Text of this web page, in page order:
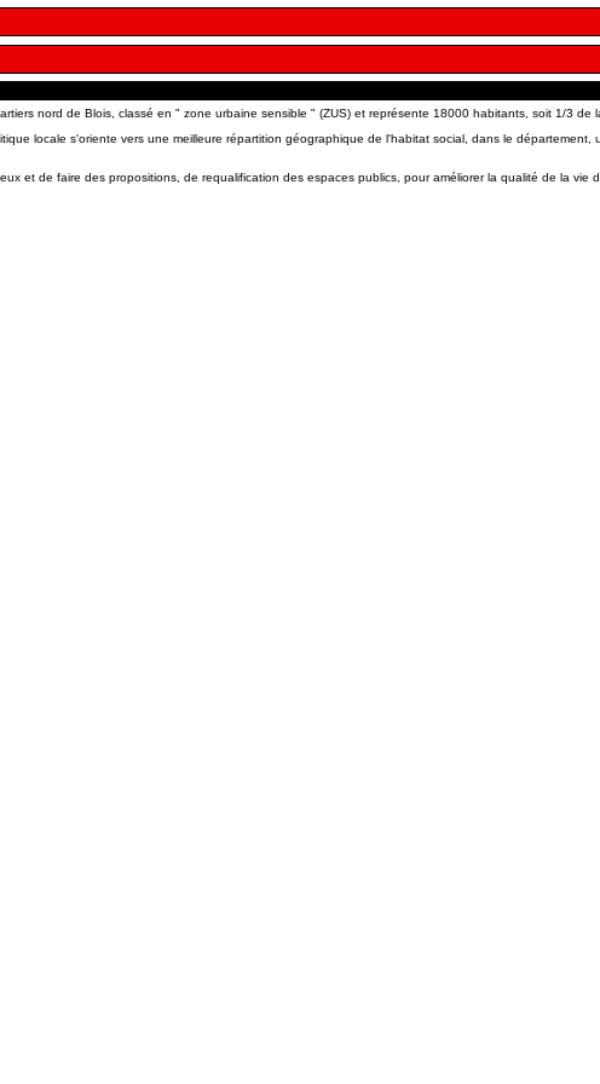
nord de Blois, classé en " zone urbaine sensible " (ZUS) et représente 18000 habitants, soit 1/3 de
locale s'oriente vers une meilleure répartition géographique de l'habitat social, dans le
et de faire des propositions, de requalification des espaces publics, pour améliorer la qualité de la vie